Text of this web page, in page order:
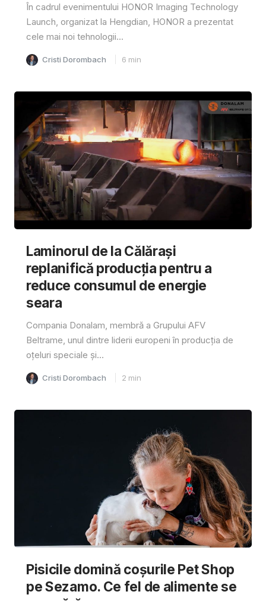
În cadrul evenimentului HONOR Imaging Technology
Launch, organizat la Hengdian, HONOR a prezentat
cele mai noi tehnologii...
Cristi Dorombach 6 min
Laminorul de la Călărași
replanifică producția pentru a
reduce consumul de energie
seara
Compania Donalam, membră a Grupului AFV
Beltrame, unul dintre liderii europeni în producția de
oțeluri speciale și...
Cristi Dorombach 2 min
Pisicile domină coșurile Pet Shop
pe Sezamo. Ce fel de alimente se